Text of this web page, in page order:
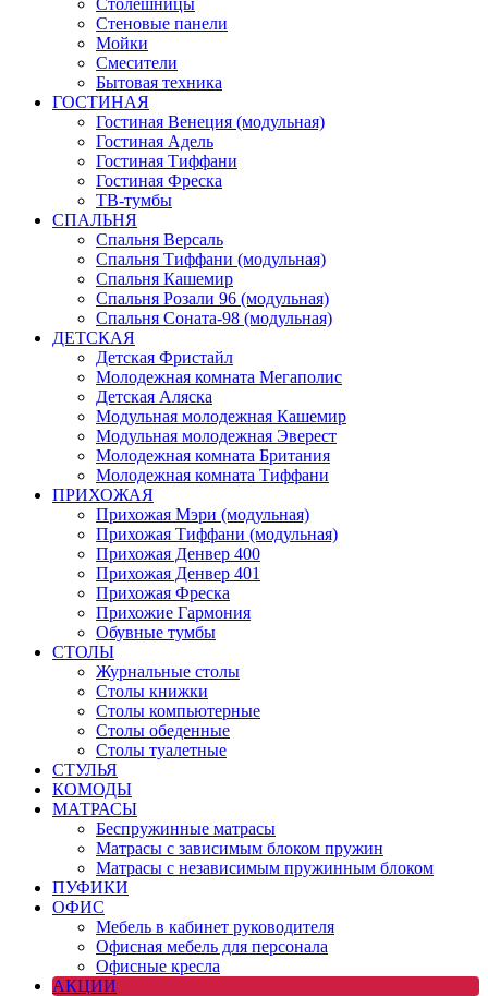
Столешницы
Стеновые панели
Мойки
Смесители
Бытовая техника
ГОСТИНАЯ
Гостиная Венеция (модульная)
Гостиная Адель
Гостиная Тиффани
Гостиная Фреска
ТВ-тумбы
СПАЛЬНЯ
Спальня Версаль
Спальня Тиффани (модульная)
Спальня Кашемир
Спальня Розали 96 (модульная)
Спальня Соната-98 (модульная)
ДЕТСКАЯ
Детская Фристайл
Молодежная комната Мегаполис
Детская Аляска
Модульная молодежная Кашемир
Модульная молодежная Эверест
Молодежная комната Британия
Молодежная комната Тиффани
ПРИХОЖАЯ
Прихожая Мэри (модульная)
Прихожая Тиффани (модульная)
Прихожая Денвер 400
Прихожая Денвер 401
Прихожая Фреска
Прихожие Гармония
Обувные тумбы
СТОЛЫ
Журнальные столы
Столы книжки
Столы компьютерные
Столы обеденные
Столы туалетные
СТУЛЬЯ
КОМОДЫ
МАТРАСЫ
Беспружинные матрасы
Матрасы с зависимым блоком пружин
Матрасы с независимым пружинным блоком
ПУФИКИ
ОФИС
Мебель в кабинет руководителя
Офисная мебель для персонала
Офисные кресла
АКЦИИ